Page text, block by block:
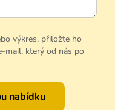
výkres, přiložte ho
mail, který od nás po
nabídku